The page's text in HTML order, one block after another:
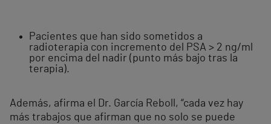
Pacientes que han sido sometidos a
radioterapia con incremento del PSA > 2 ng/ml
por encima del nadir (punto más bajo tras la
terapia).
Además, afirma el Dr. García Reboll, “cada vez hay
más trabajos que afirman que no solo se puede